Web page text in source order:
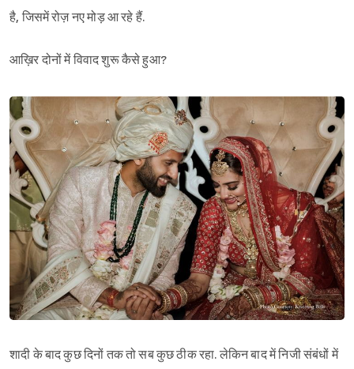
Sign in
है, जिसमें रोज़ नए मोड़ आ रहे हैं.
आख़िर दोनों में विवाद शुरू कैसे हुआ?
शादी के बाद कुछ दिनों तक तो सब कुछ ठीक रहा. लेकिन बाद में निजी संबंधों में